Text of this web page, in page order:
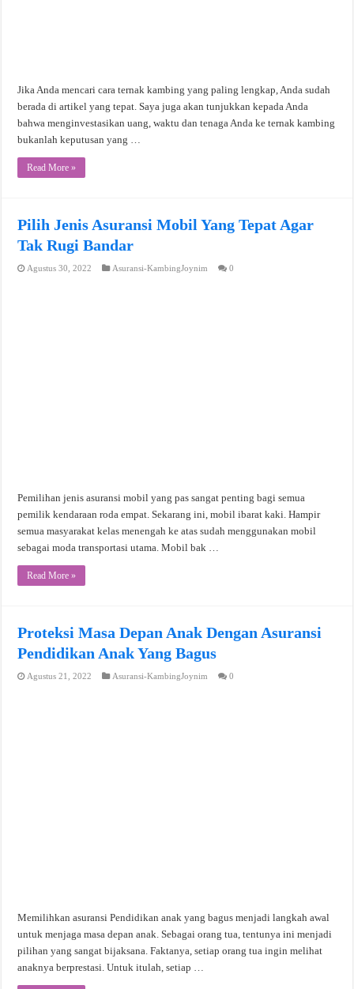
Jika Anda mencari cara ternak kambing yang paling lengkap, Anda sudah
berada di artikel yang tepat. Saya juga akan tunjukkan kepada Anda
bahwa menginvestasikan uang, waktu dan tenaga Anda ke ternak kambing
bukanlah keputusan yang …
Read More »
Pilih Jenis Asuransi Mobil Yang Tepat Agar
Tak Rugi Bandar
Agustus 30, 2022 Asuransi-KambingJoynim 0
Pemilihan jenis asuransi mobil yang pas sangat penting bagi semua
pemilik kendaraan roda empat. Sekarang ini, mobil ibarat kaki. Hampir
semua masyarakat kelas menengah ke atas sudah menggunakan mobil
sebagai moda transportasi utama. Mobil bak …
Read More »
Proteksi Masa Depan Anak Dengan Asuransi
Pendidikan Anak Yang Bagus
Agustus 21, 2022 Asuransi-KambingJoynim 0
Memilihkan asuransi Pendidikan anak yang bagus menjadi langkah awal
untuk menjaga masa depan anak. Sebagai orang tua, tentunya ini menjadi
pilihan yang sangat bijaksana. Faktanya, setiap orang tua ingin melihat
anaknya berprestasi. Untuk itulah, setiap …